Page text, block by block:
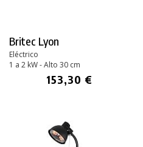
Britec Lyon
Eléctrico
1 a 2 kW - Alto 30 cm
153,30 €